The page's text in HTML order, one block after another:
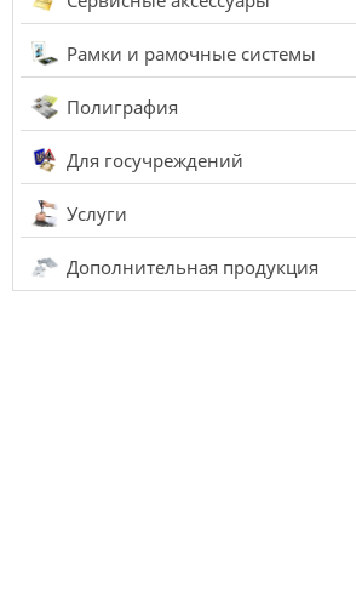
Рамки и рамочные системы
Полиграфия
Для госучреждений
Услуги
Дополнительная продукция